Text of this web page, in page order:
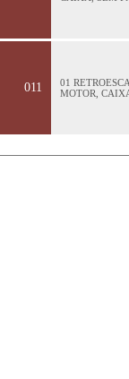
011
01
MOTOR,